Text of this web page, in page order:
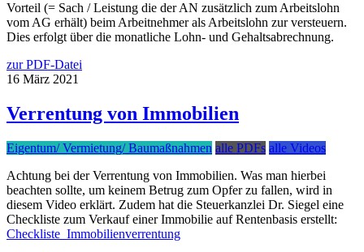
Vorteil (= Sach / Leistung die der AN zusätzlich zum Arbeitslohn
vom AG erhält) beim Arbeitnehmer als Arbeitslohn zur versteuern.
Dies erfolgt über die monatliche Lohn- und Gehaltsabrechnung.
zur PDF-Datei
16 März 2021
Verrentung von Immobilien
Eigentum/ Vermietung/ Baumaßnahmen alle PDFs alle Videos
Achtung bei der Verrentung von Immobilien. Was man hierbei
beachten sollte, um keinem Betrug zum Opfer zu fallen, wird in
diesem Video erklärt. Zudem hat die Steuerkanzlei Dr. Siegel eine
Checkliste zum Verkauf einer Immobilie auf Rentenbasis erstellt:
Checkliste_Immobilienverrentung